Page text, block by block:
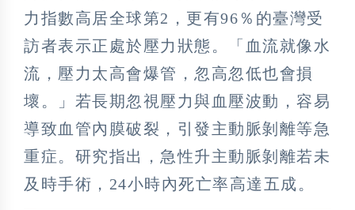
力指數高居全球第2，更有96％的臺灣受
訪者表示正處於壓力狀態。「血流就像水
流，壓力太高會爆管，忽高忽低也會損
壞。」若長期忽視壓力與血壓波動，容易
導致血管內膜破裂，引發主動脈剝離等急
重症。研究指出，急性升主動脈剝離若未
及時手術，24小時內死亡率高達五成。